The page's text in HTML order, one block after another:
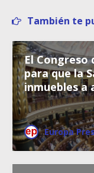
También te
El Congreso
para que la
inmuebles a
Europa